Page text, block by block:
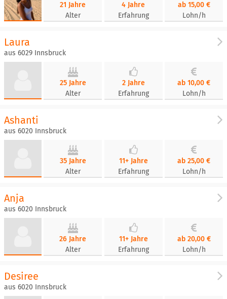
21 Jahre
Alter
4 Jahre
Erfahrung
ab 15,00 €
Lohn/h
Laura
aus 6029 Innsbruck
25 Jahre
Alter
2 Jahre
Erfahrung
ab 10,00 €
Lohn/h
Ashanti
aus 6020 Innsbruck
35 Jahre
Alter
11+ Jahre
Erfahrung
ab 25,00 €
Lohn/h
Anja
aus 6020 Innsbruck
26 Jahre
Alter
11+ Jahre
Erfahrung
ab 20,00 €
Lohn/h
Desiree
aus 6020 Innsbruck